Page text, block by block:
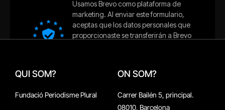
QUI SOM?
Fundació Periodisme Plural
ON SOM?
Carrer Bailén 5, principal.
08010, Barcelona